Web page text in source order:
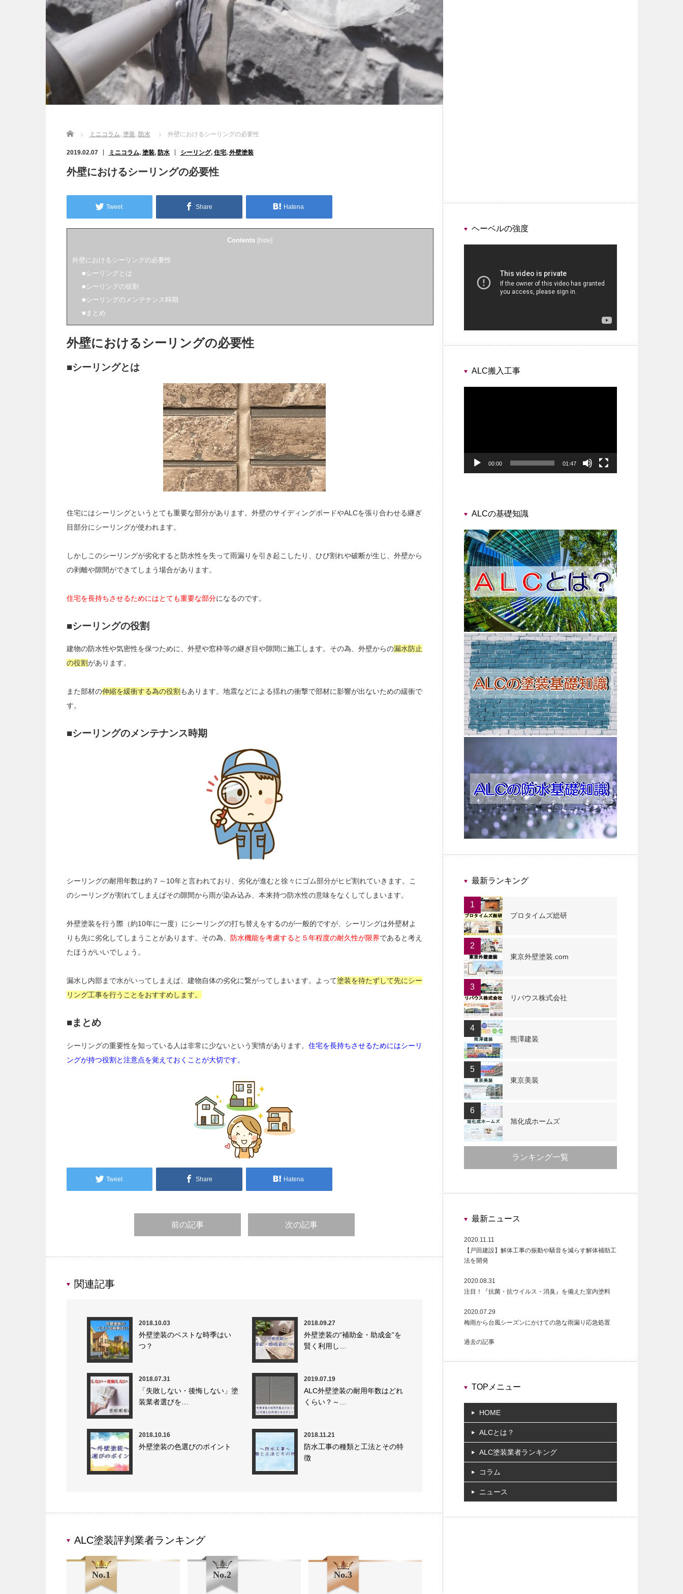
Home ミニコラム, 塗装, 防水 外壁におけるシーリングの必要性
2019.02.07 ミニコラム, 塗装, 防水 シーリング, 住宅, 外壁塗装
外壁におけるシーリングの必要性
Tweet Share Hatena
Contents [hide]
外壁におけるシーリングの必要性
■シーリングとは
■シーリングの役割
■シーリングのメンテナンス時期
■まとめ
外壁におけるシーリングの必要性
■シーリングとは
住宅にはシーリングというとても重要な部分があります。外壁のサイディングボードやALCを張り合わせる継ぎ
目部分にシーリングが使われます。
しかしこのシーリングが劣化すると防水性を失って雨漏りを引き起こしたり、ひび割れや破断が生じ、外壁から
の剥離や隙間ができてしまう場合があります。
住宅を長持ちさせるためにはとても重要な部分になるのです。
■シーリングの役割
建物の防水性や気密性を保つために、外壁や窓枠等の継ぎ目や隙間に施工します。その為、外壁からの漏水防止
の役割があります。
また部材の伸縮を緩衝する為の役割 もあります。地震などによる揺れの衝撃で部材に影響が出ないための緩衝で
す。
■シーリングのメンテナンス時期
シーリングの耐用年数は約７～10年と言われており、劣化が進むと徐々にゴム部分がヒビ割れていきます。こ
のシーリングが割れてしまえばその隙間から雨が染み込み、本来持つ防水性の意味をなくしてしまいます。
外壁塗装を行う際（約10年に一度）にシーリングの打ち替えをするのが一般的ですが、シーリングは外壁材よ
りも先に劣化してしまうことがあります。その為、 防水機能を考慮すると５年程度の耐久性が限界であると考え
たほうがいいでしょう。
漏水し内部まで水がいってしまえば、建物自体の劣化に繋がってしまいます。よって塗装を待たずして先にシー
リング工事を行うことをおすすめします。
■まとめ
シーリングの重要性を知っている人は非常に少ないという実情があります。 住宅を長持ちさせるためにはシーリ
ングが持つ役割と注意点を覚えておくことが大切です。
Tweet Share Hatena
前の記事 次の記事
関連記事
2018.10.03
外壁塗装のベストな時季はい
つ？
2018.09.27
外壁塗装の“補助金・助成金”を
賢く利用し…
2018.07.31
「失敗しない・後悔しない」塗
装業者選びを…
2019.07.19
ALC外壁塗装の耐用年数はどれ
くらい？～…
2018.10.16
外壁塗装の色選びのポイント
2018.11.21
防水工事の種類と工法とその特
徴
ALC塗装評判業者ランキング
No.1 No.2 No.3
ヘーベルの強度
ALC搬入工事
00:00 01:47
ALCの基礎知識
最新ランキング
1
プロタイムズ総研
2
東京外壁塗装.com
3
リバウス株式会社
4
熊澤建装
5
東京美装
6
旭化成ホームズ
ランキング一覧
最新ニュース
2020.11.11
【戸田建設】解体工事の振動や騒音を減らす解体補助工
法を開発
2020.08.31
注目！『抗菌・抗ウイルス・消臭』を備えた室内塗料
2020.07.29
梅雨から台風シーズンにかけての急な雨漏り応急処置
過去の記事
TOPメニュー
HOME
ALCとは？
ALC塗装業者ランキング
コラム
ニュース